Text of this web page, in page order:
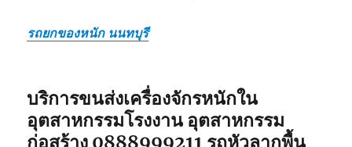
รถยกของหนัก นนทบุรี
บริการขนส่งเครื่องจักรหนักใน
อุตสาหกรรมโรงงาน อุตสาหกรรม
ก่อสร้าง 0888999211 รถหัวลากพื้น